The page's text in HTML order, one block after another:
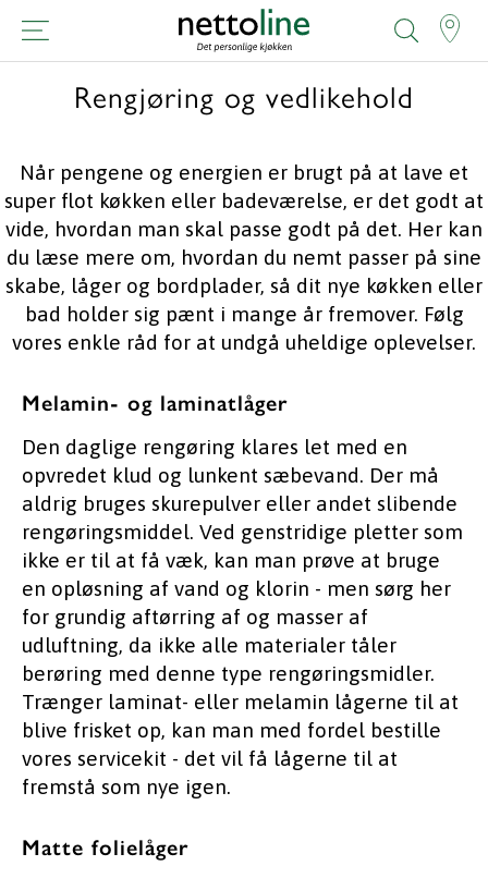
Rengjøring og vedlikehold
Når pengene og energien er brugt på at lave et
super flot køkken eller badeværelse, er det godt at
vide, hvordan man skal passe godt på det. Her kan
du læse mere om, hvordan du nemt passer på sine
skabe, låger og bordplader, så dit nye køkken eller
bad holder sig pænt i mange år fremover. Følg
vores enkle råd for at undgå uheldige oplevelser.
Melamin- og laminatlåger
Den daglige rengøring klares let med en
opvredet klud og lunkent sæbevand. Der må
aldrig bruges skurepulver eller andet slibende
rengøringsmiddel. Ved genstridige pletter som
ikke er til at få væk, kan man prøve at bruge
en opløsning af vand og klorin - men sørg her
for grundig aftørring af og masser af
udluftning, da ikke alle materialer tåler
berøring med denne type rengøringsmidler.
Trænger laminat- eller melamin lågerne til at
blive frisket op, kan man med fordel bestille
vores servicekit - det vil få lågerne til at
fremstå som nye igen.
Matte folielåger